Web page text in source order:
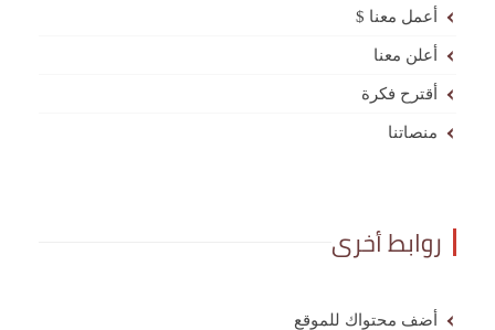
أعمل معنا $
أعلن معنا
أقترح فكرة
منصاتنا
روابط أخرى
أضف محتواك للموقع